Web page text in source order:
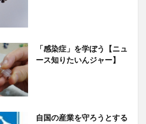
「感染症」を学ぼう【ニュ
ース知りたいんジャー】
自国の産業を守ろうとする